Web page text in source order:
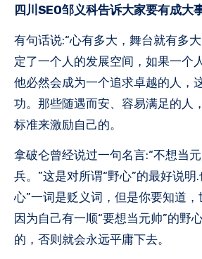
四川SEO邹义科告诉大家要有成大
有句话说:“心有多大，舞台就有多
定了一个人的发展空间，如果一个
他必然会成为一个追求卓越的人，
功。那些随遇而安、容易满足的人
标准来激励自己的。
拿破仑曾经说过一句名言:“不想当
兵。”这是对所谓“野心”的最好说明
心”一词是贬义词，但是你要知道
因为自己有一顺“要想当元帅”的野
的，否则就会永远平庸下去。